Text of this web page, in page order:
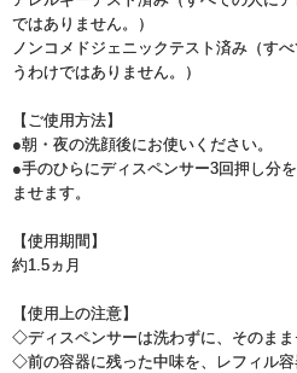
ではありません。）
ノンコメドジェニックテスト済み（す
うわけではありません。）
【ご使用方法】
●朝・夜の洗顔後にお使いください。
●手のひらにディスペンサー3回押し分
ませます。
【使用期間】
約1.5ヵ月
【使用上の注意】
◇ディスペンサーは洗わずに、そのまま
◇前の容器に残った中味を、レフィル容